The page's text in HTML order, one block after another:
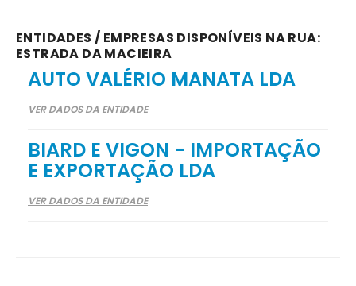
ENTIDADES / EMPRESAS DISPONÍVEIS NA RUA:
ESTRADA DA MACIEIRA
AUTO VALÉRIO MANATA LDA
VER DADOS DA ENTIDADE
BIARD E VIGON - IMPORTAÇÃO
E EXPORTAÇÃO LDA
VER DADOS DA ENTIDADE